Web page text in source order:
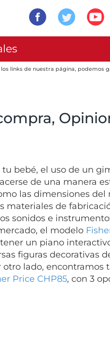
links de nuestra página, podemos
bebé, el uso de un
de una manera
las dimensiones del
materiales de
sonidos e
el modelo
un piano
figuras decorativas
lado, encontramos
Price CHP85, con 3